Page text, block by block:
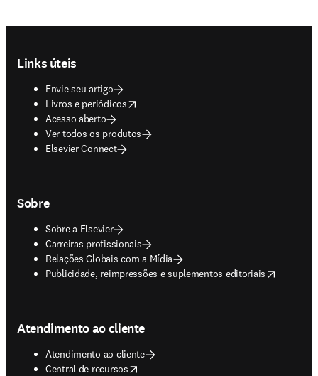
Links úteis
Envie seu artigo
Livros e periódicos
opens in new tab/window
Acesso aberto
Ver todos os produtos
Elsevier Connect
Sobre
Sobre a Elsevier
Carreiras profissionais
Relações Globais com a Mídia
Publicidade, reimpressões e suplementos editoriais
opens in new tab/window
Atendimento ao cliente
Atendimento ao cliente
Central de recursos
opens in new tab/window